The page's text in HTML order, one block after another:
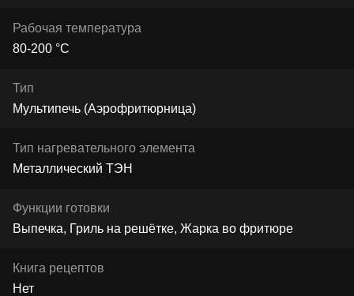
Рабочая температура
80-200 °C
Тип
Мультипечь (Аэрофритюрница)
Тип нагревательного элемента
Металлический ТЭН
Функции готовки
Выпечка, Гриль на решётке, Жарка во фритюре
Книга рецептов
Нет